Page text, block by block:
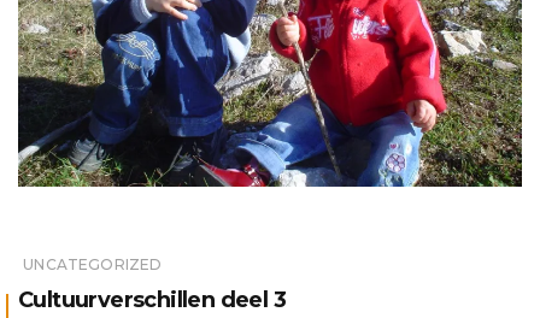
UNCATEGORIZED
Cultuurverschillen deel 3